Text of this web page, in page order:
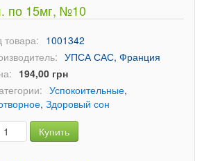
по 15мг, №10
товара: 1001342
УПСА САС, Франция
194,00 грн
Успокоительные,
, Здоровый сон
Купить